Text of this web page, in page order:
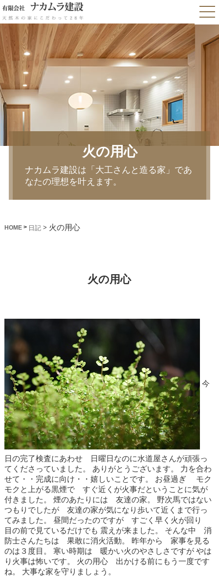
火の用心
ナカムラ建設は「大工さんと造る家」であ
なたの理想を叶えます。
HOME> 日記 > 火の用心
火の用心
今
日の完了検査にあわせ 日曜日なのに水道屋さんが頑張っ
てくださっていました。
ありがとうございます。
力を合わ
せて・・完成に向け・・嬉しいことです。
お昼過ぎ
モク
モクと上がる黒煙で すぐ近くが火事だということに気が
付きました。
煙のあたりには 友達の家。
野次馬ではない
つもりでしたが 友達の家が気になり歩いて近くまで行っ
てみました。
昼間だったのですが すごく早く火が回り
目の前で見ているだけでも 震えが来ました。
そんな中 消
防士さんたちは 果敢に消火活動。
昨年から 家事を見る
のは３度目。
寒い時期は 暖かい火のやさしさですがやは
り火事は怖いです。
火の用心 出かける前にもう一度です
ね。
大事な家を守りましょう。